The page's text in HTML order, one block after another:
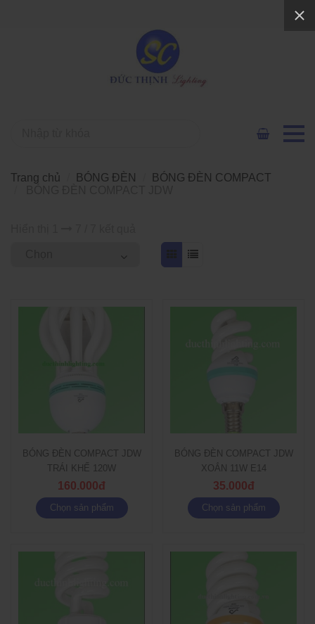
Trang chủ BÓNG ĐÈN
BÓNG ĐÈN COMPACT
BÓNG ĐÈN COMPACT JDW
TRÁI KHẾ 120W
160.000đ
Chọn sản phẩm
BÓNG ĐÈN COMPACT JDW
XOẮN 11W E14
35.000đ
Chọn sản phẩm